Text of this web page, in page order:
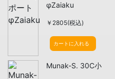
φZaiaku
￥2805(税込)
カートに入れる
Munak-S. 30C小